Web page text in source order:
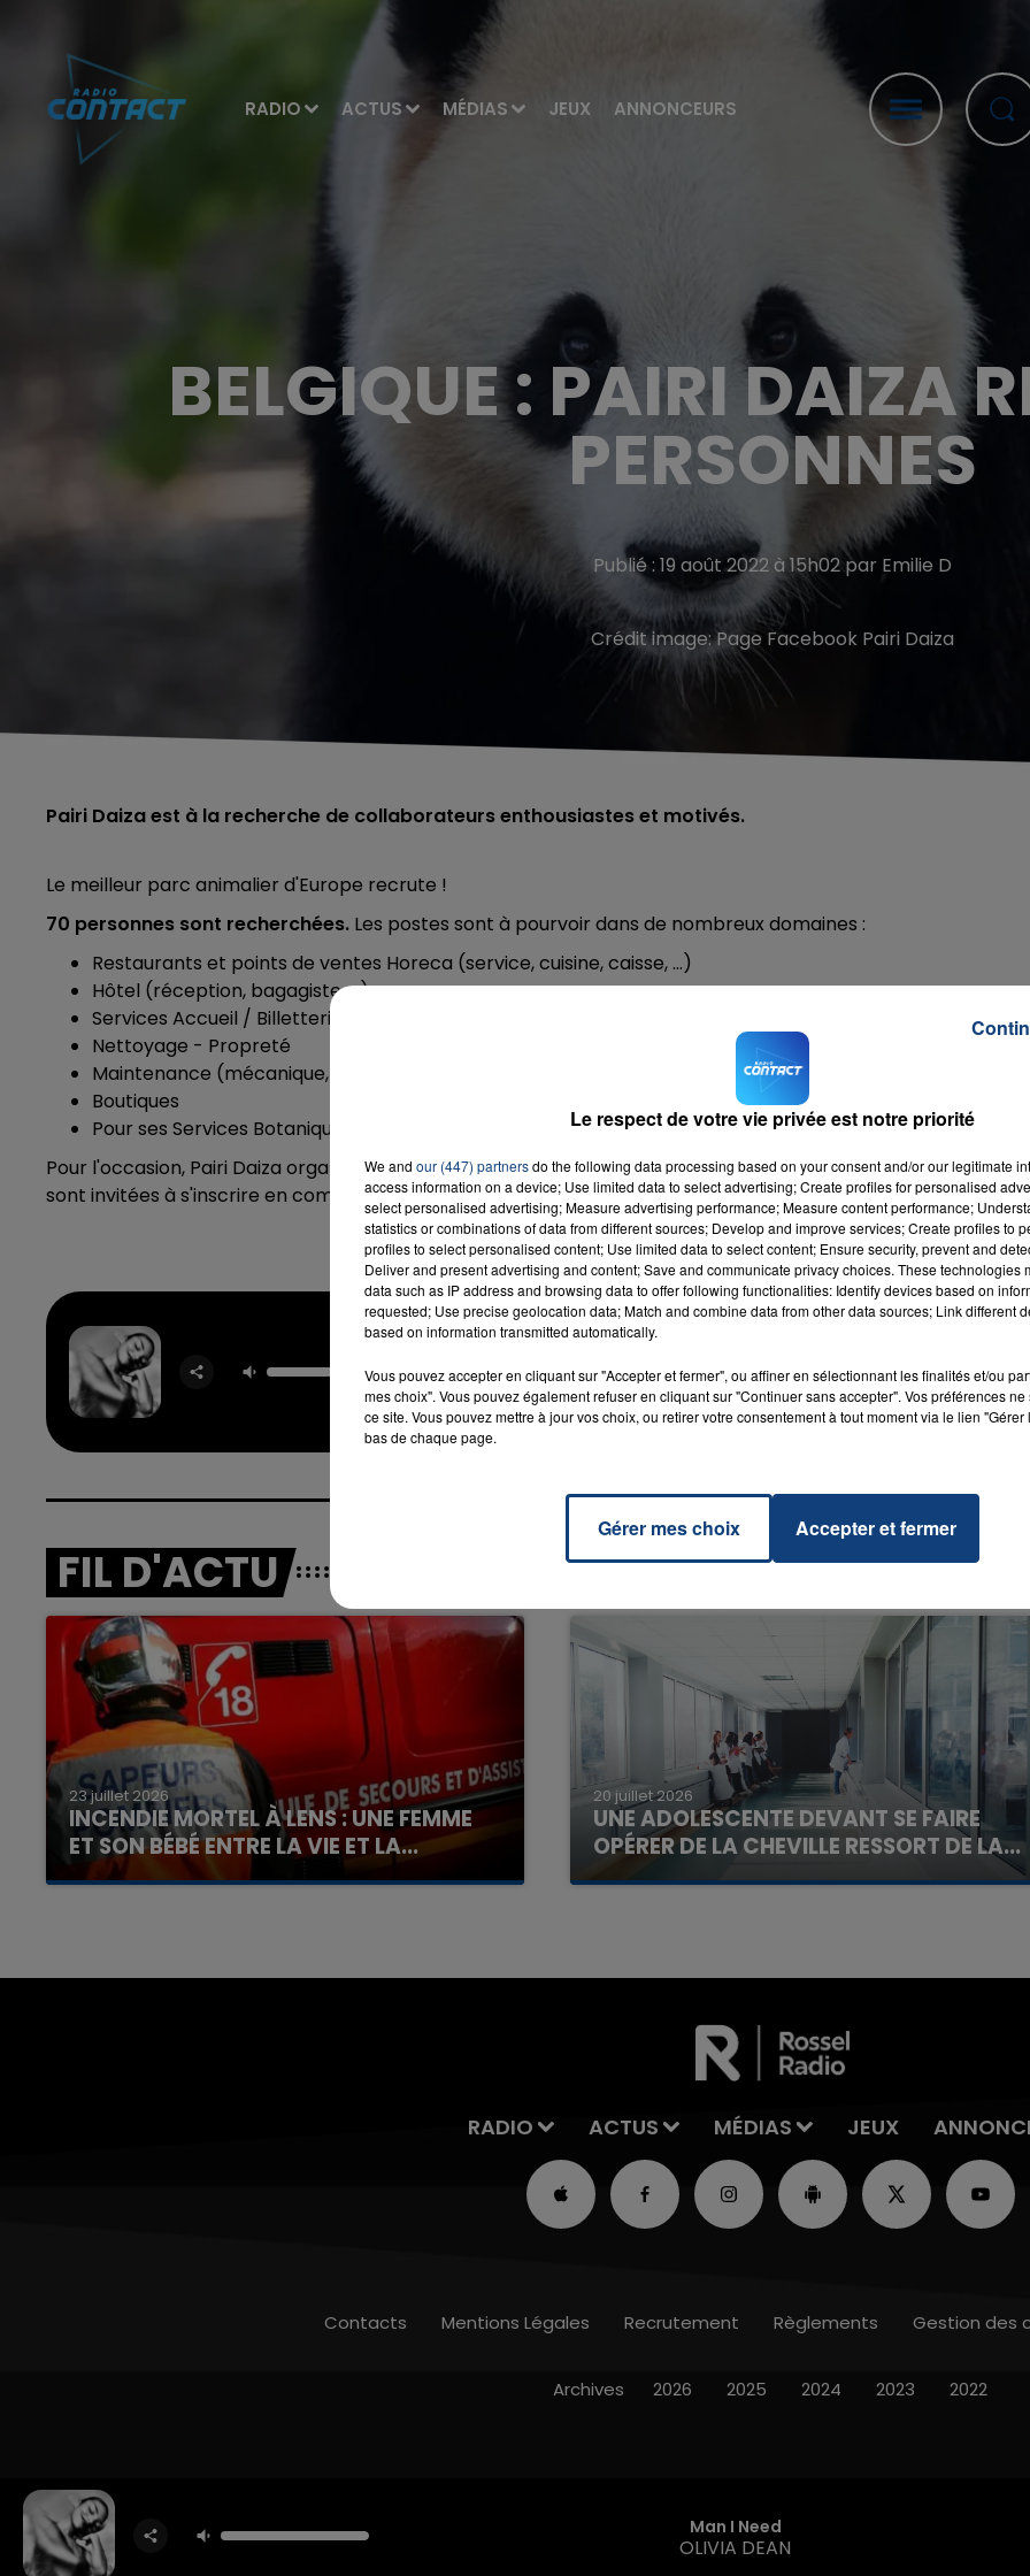
RADIO ACTUS MÉDIAS JEUX ANNONCEURS
BELGIQUE : PAIRI DAIZA
PERSONNES
Publié : 19 août 2022 à 15h02 par Emilie D
Crédit image:Page Facebook Pairi Daiza
Pairi Daiza est à la recherche de collaborateurs enthousiastes et motivés.
Le meilleur parc animalier d'Europe recrute !
70 personnes sont recherchées. Les postes sont à pourvoir dans de nombreux domaines :
Restaurants et points de ventes Horeca (service, cuisine, caisse, ...)
Hôtel (réception, bagagiste, ...)
Services Accueil / Billetterie / Contrôle / Réservation
Nettoyage - Propreté
Maintenance (mécanique, menuiserie, électricité, plomberie, ...)
Boutiques
Pour ses Services Botanique et Conduite d'Engins
Pour l'occasion, Pairi Daiza organisedeux Jobdays, les 7 et 15 septembre.Toutes les personnes intéréssées
sont invitées à s'inscrire en complétant leformulaire en ligneavant le 13/9 au plus tard.
OLIVIA DEAN
RADIO CONTACT
FIL D'ACTU
23 juillet 2026
INCENDIE MORTEL À LENS : UNE FEMME
ET SON BÉBÉ ENTRE LA VIE ET LA...
Un homme s'est immolé par le feu après avoir
20 juillet 2026
UNE ADOLESCENTE DEVANT SE FAIRE
OPÉRER DE LA CHEVILLE RESSORT DE LA...
La famille a porté plainte contre la clinique qui a
7h00 - 11h00
La Team de l'été
RADIO ACTUS MÉDIAS JEUX
Man I Need
OLIVIA DEAN
Contacts Mentions Légales Recrutement Règlements Gestion des
Archives 2026 2025 2024 2023 2022
Le respect de votre vie privée est notre priorité
We and our (447) partnersdo the following data processing based on your consent and/or our legitimate
access information on a device; Use limited data to select advertising; Create profiles for personalised
select personalised advertising; Measure advertising performance; Measure content performance;
statistics or combinations of data from different sources; Develop and improve services; Create profiles to
profiles to select personalised content; Use limited data to select content; Ensure security, prevent and
Deliver and present advertising and content; Save and communicate privacy choices. These technologies
data such as IP address and browsing data to offer following functionalities: Identify devices based on
requested; Use precise geolocation data; Match and combine data from other data sources; Link different
based on information transmitted automatically.
Vous pouvez accepter en cliquant sur "Accepter et fermer", ou affiner en sélectionnant les finalités et/ou
mes choix". Vous pouvez également refuser en cliquant sur "Continuer sans accepter". Vos préférences
ce site. Vous pouvez mettre à jour vos choix, ou retirer votre consentement à tout moment via le lien
bas de chaque page.
Gérer mes choix Accepter et fermer